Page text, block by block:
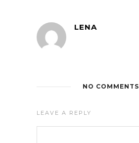
LENA
NO COMMENTS
LEAVE A REPLY